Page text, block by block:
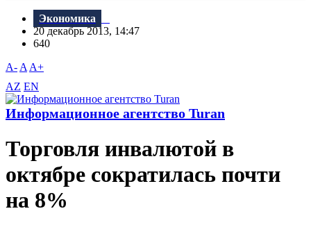
Экономика
20 декабрь 2013, 14:47
640
A- A A+
AZ EN
Информационное агентство Turan
Торговля инвалютой в
октябре сократилась почти
на 8%